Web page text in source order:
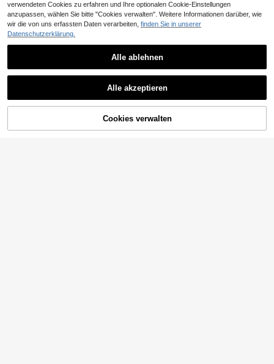
ZUM WARENKORB HINZUFÜGEN
verwendeten Cookies zu erfahren und Ihre optionalen Cookie-Einstellungen
anzupassen, wählen Sie bitte "Cookies verwalten". Weitere Informationen darüber, wie
wir die von uns erfassten Daten verarbeiten, finden Sie in unserer
Datenschutzerklärung.
Alle ablehnen
Alle akzeptieren
Cookies verwalten